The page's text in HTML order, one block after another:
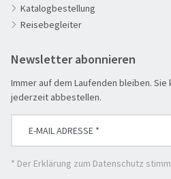
SUCHEN & BUCHEN
Flugreisen
Genussreise
Herbstreise
Hochseekreuzfahrt
Leserreisen
Osterreisen
PREMIUM-Bus
Katalogbestellung
Reisebegleiter
Newsletter abonnieren
Immer auf dem Laufenden bleiben.
jederzeit abbestellen.
* Der Erklärung zum Datenschutz